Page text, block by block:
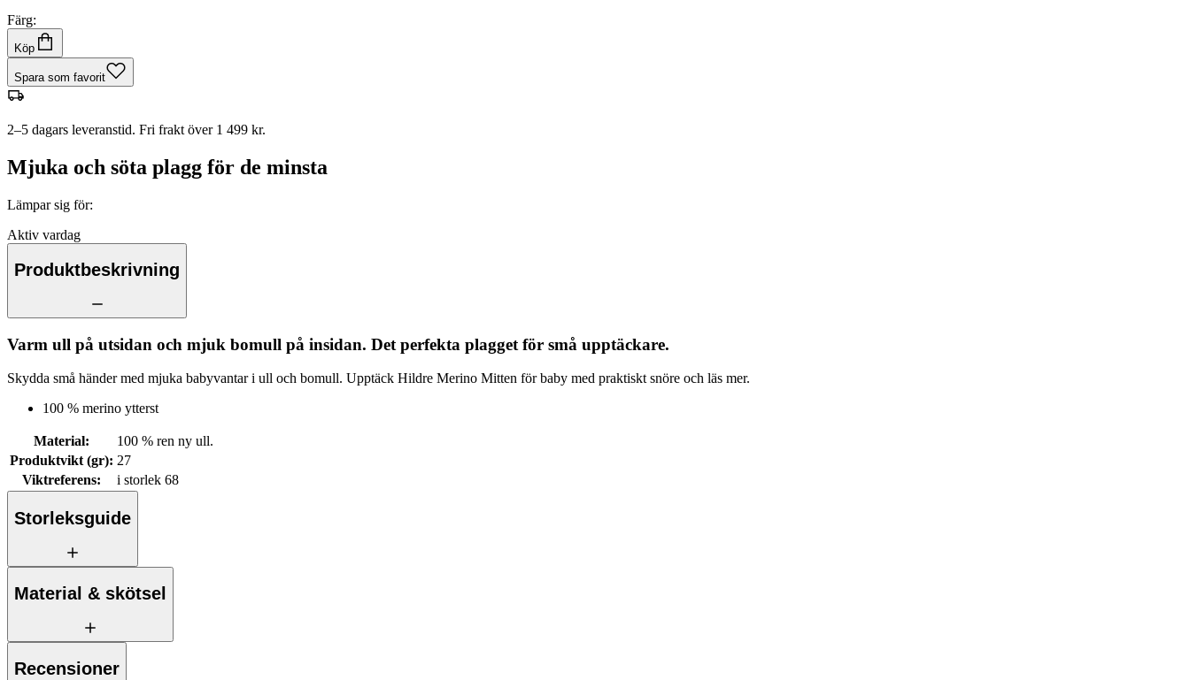
Färg:
Köp
Spara som favorit
2–5 dagars leveranstid. Fri frakt över 1 499 kr.
Mjuka och söta plagg för de minsta
Lämpar sig för:
Aktiv vardag
Produktbeskrivning
Varm ull på utsidan och mjuk bomull på insidan. Det perfekta plagget för små upptäckare.
Skydda små händer med mjuka babyvantar i ull och bomull. Upptäck Hildre Merino Mitten för baby med praktiskt snöre och läs mer.
100 % merino ytterst
Material:
100 % ren ny ull.
Produktvikt (gr): 27
Viktreferens: i storlek 68
Storleksguide
Material & skötsel
Recensioner